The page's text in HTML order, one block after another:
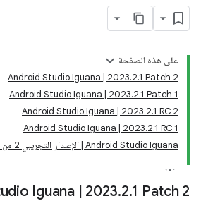
على هذه الصفحة
Android Studio Iguana | 2023.2.1 Patch 2
Android Studio Iguana | 2023.2.1 Patch 1
Android Studio Iguana | 2023.2.1 RC 2
Android Studio Iguana | 2023.2.1 RC 1
Android Studio Iguana | الإصدار التجريبي 2 من 2023.2.1
Iguana 2023.2.1 Patch 2